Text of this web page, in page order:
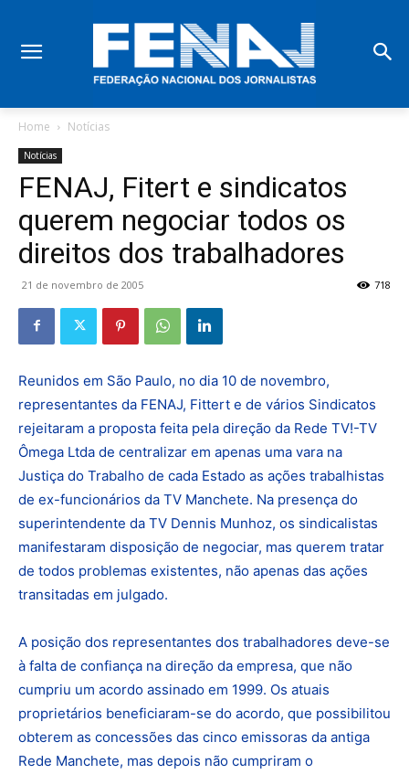
Home Notícias
Notícias
FENAJ, Fitert e sindicatos
querem negociar todos os
direitos dos trabalhadores
21 de novembro de 2005 718
Reunidos em São Paulo, no dia 10 de novembro,
representantes da FENAJ, Fittert e de vários Sindicatos
rejeitaram a proposta feita pela direção da Rede TV!-TV
Ômega Ltda de centralizar em apenas uma vara na
Justiça do Trabalho de cada Estado as ações trabalhistas
de ex-funcionários da TV Manchete. Na presença do
superintendente da TV Dennis Munhoz, os sindicalistas
manifestaram disposição de negociar, mas querem tratar
de todos problemas existentes, não apenas das ações
transitadas em julgado.
A posição dos representantes dos trabalhadores deve-se
à falta de confiança na direção da empresa, que não
cumpriu um acordo assinado em 1999. Os atuais
proprietários beneficiaram-se do acordo, que possibilitou
obterem as concessões das cinco emissoras da antiga
Rede Manchete, mas depois não cumpriram o